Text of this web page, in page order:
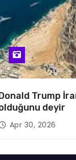
Trump
deyir
Apr 30, 2026